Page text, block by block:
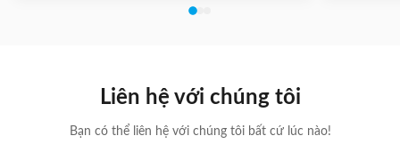
the necessary data. With easy and convenient tooling
motor.Horizontal Winding Inserting
Liên hệ với chúng tôi
Bạn có thể liên hệ với chúng tôi bất cứ lúc nào!